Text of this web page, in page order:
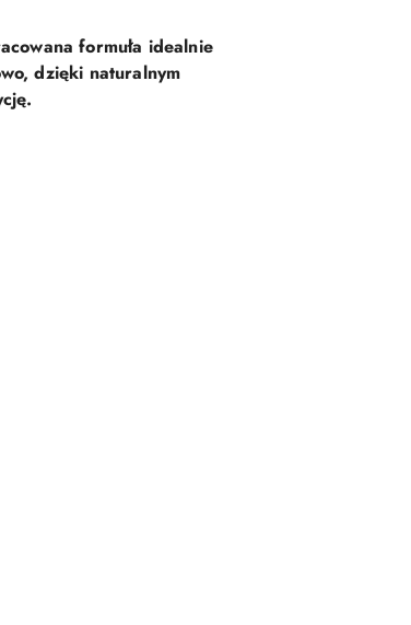
formuła idealnie
dzięki naturalnym